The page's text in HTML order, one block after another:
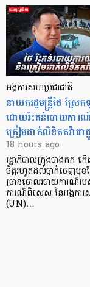
អង្គការសហប្រជាជាតិ
នាយករដ្ឋមន្ត្រី​ថៃ ស្រែ
ដោយរិះគន់របាយកា
ត្រៀមដាក់លិខិតតវ៉ាជាផ្
18 hours ago
រដ្ឋាភិបាលក្រុងបាងកក ក
ចិត្តរហូតដល់ថ្នាក់ចេញមុខ
ច្រានចោលរបាយការណ៍រប
ការណ៍ពិសេស នៃអង្គការ
(UN)…